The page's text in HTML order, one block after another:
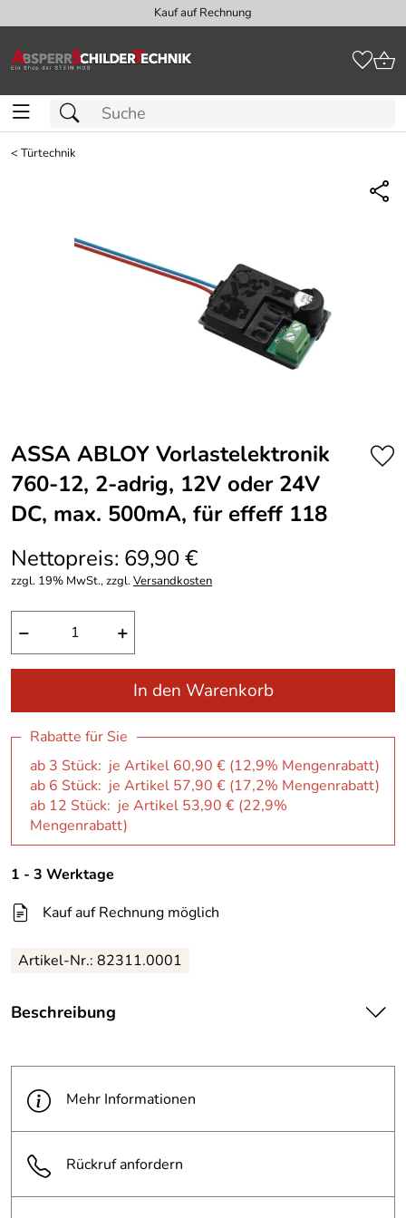
Kauf auf Rechnung
<Türtechnik
ASSA ABLOY Vorlastelektronik
760-12, 2-adrig, 12V oder 24V
DC, max. 500mA, für effeff 118
Nettopreis: 69,90 €
zzgl. 19% MwSt., zzgl.Versandkosten
− +
In den Warenkorb
Rabatte für Sie
ab 3 Stück: je Artikel 60,90 € (12,9% Mengenrabatt)
ab 6 Stück: je Artikel 57,90 € (17,2% Mengenrabatt)
ab 12 Stück: je Artikel 53,90 € (22,9%
Mengenrabatt)
1 - 3 Werktage
Kauf auf Rechnung möglich
Artikel-Nr.: 82311.0001
Beschreibung
auf min. 300N, ein kurzes Brummgeräusch am Türöffner
wird ca. 0,5 Sekunden lang hörbar, Dauerstromfest,
Haltestrom wird reduziert
· kompatibel zu effeff-Türöffnern der Serie 118
Weitere technische Eigenschaften:
Mehr Informationen
Rückruf anfordern